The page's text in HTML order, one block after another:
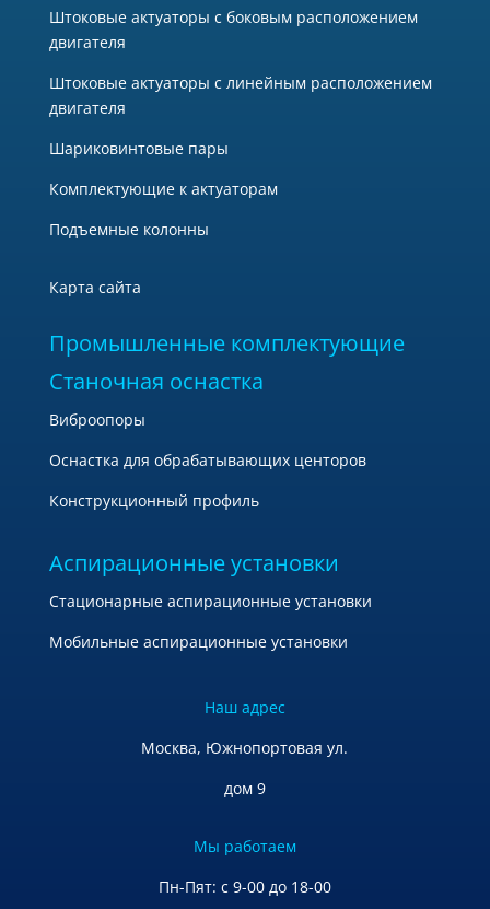
Штоковые актуаторы с боковым расположением
двигателя
Штоковые актуаторы с линейным расположением
двигателя
Шариковинтовые пары
Комплектующие к актуаторам
Подъемные колонны
Карта сайта
Промышленные комплектующие
Станочная оснастка
Виброопоры
Оснастка для обрабатывающих центоров
Конструкционный профиль
Аспирационные установки
Стационарные аспирационные установки
Мобильные аспирационные установки
Наш адрес
Москва, Южнопортовая ул.
дом 9
Мы работаем
Пн-Пят: с 9-00 до 18-00